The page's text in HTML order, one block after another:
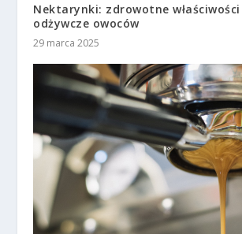
Nektarynki: zdrowotne
odżywcze owoców
29 marca 2025